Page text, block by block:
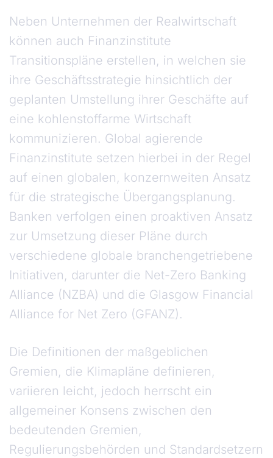
Neben Unternehmen der Realwirtschaft
können auch Finanzinstitute
Transitionspläne erstellen, in welchen sie
ihre Geschäftsstrategie hinsichtlich der
geplanten Umstellung ihrer Geschäfte auf
eine kohlenstoffarme Wirtschaft
kommunizieren. Global agierende
Finanzinstitute setzen hierbei in der Regel
auf einen globalen, konzernweiten Ansatz
für die strategische Übergangsplanung.
Banken verfolgen einen proaktiven Ansatz
zur Umsetzung dieser Pläne durch
verschiedene globale branchengetriebene
Initiativen, darunter die Net-Zero Banking
Alliance (NZBA) und die Glasgow Financial
Alliance for Net Zero (GFANZ).
Die Definitionen der maßgeblichen
Gremien, die Klimapläne definieren,
variieren leicht, jedoch herrscht ein
allgemeiner Konsens zwischen den
bedeutenden Gremien,
Regulierungsbehörden und Standardsetzern